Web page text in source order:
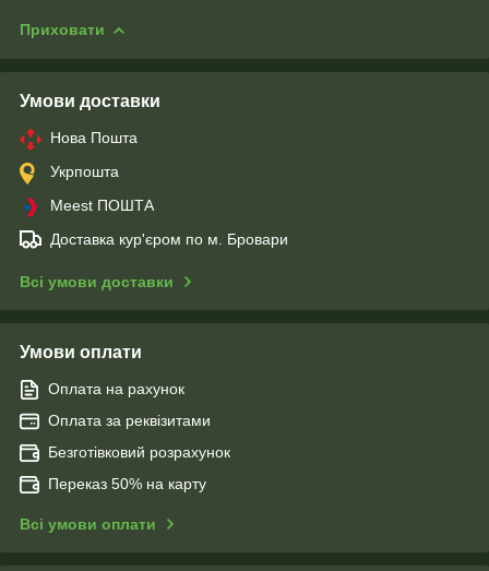
Приховати
Умови доставки
Нова Пошта
Укрпошта
Meest ПОШТА
Доставка кур'єром по м. Бровари
Всі умови доставки
Умови оплати
Оплата на рахунок
Оплата за реквізитами
Безготівковий розрахунок
Переказ 50% на карту
Всі умови оплати